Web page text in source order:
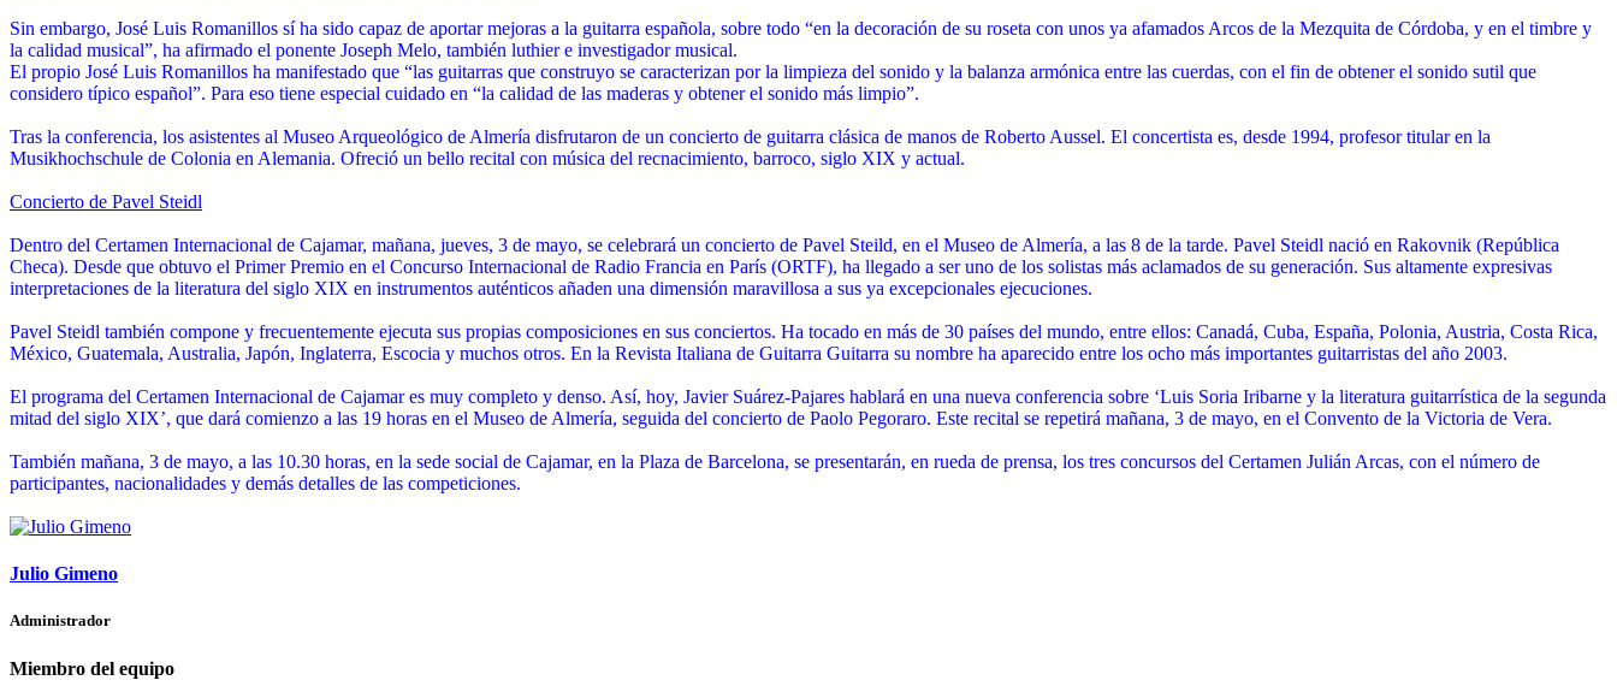
Sin embargo, José Luis Romanillos sí ha sido capaz de aportar mejoras a la guitarra española, sobre todo “en la decoración de su roseta con unos ya afamados Arcos de la Mezquita de Córdoba, y en el timbre y
la calidad musical”, ha afirmado el ponente Joseph Melo, también luthier e investigador musical.
El propio José Luis Romanillos ha manifestado que “las guitarras que construyo se caracterizan por la limpieza del sonido y la balanza armónica entre las cuerdas, con el fin de obtener el sonido sutil que
considero típico español”. Para eso tiene especial cuidado en “la calidad de las maderas y obtener el sonido más limpio”.
Tras la conferencia, los asistentes al Museo Arqueológico de Almería disfrutaron de un concierto de guitarra clásica de manos de Roberto Aussel. El concertista es, desde 1994, profesor titular en la
Musikhochschule de Colonia en Alemania. Ofreció un bello recital con música del recnacimiento, barroco, siglo XIX y actual.
Concierto de Pavel Steidl
Dentro del Certamen Internacional de Cajamar, mañana, jueves, 3 de mayo, se celebrará un concierto de Pavel Steild, en el Museo de Almería, a las 8 de la tarde. Pavel Steidl nació en Rakovnik (República
Checa). Desde que obtuvo el Primer Premio en el Concurso Internacional de Radio Francia en París (ORTF), ha llegado a ser uno de los solistas más aclamados de su generación. Sus altamente expresivas
interpretaciones de la literatura del siglo XIX en instrumentos auténticos añaden una dimensión maravillosa a sus ya excepcionales ejecuciones.
Pavel Steidl también compone y frecuentemente ejecuta sus propias composiciones en sus conciertos. Ha tocado en más de 30 países del mundo, entre ellos: Canadá, Cuba, España, Polonia, Austria, Costa Rica,
México, Guatemala, Australia, Japón, Inglaterra, Escocia y muchos otros. En la Revista Italiana de Guitarra Guitarra su nombre ha aparecido entre los ocho más importantes guitarristas del año 2003.
El programa del Certamen Internacional de Cajamar es muy completo y denso. Así, hoy, Javier Suárez-Pajares hablará en una nueva conferencia sobre ‘Luis Soria Iribarne y la literatura guitarrística de la segunda
mitad del siglo XIX’, que dará comienzo a las 19 horas en el Museo de Almería, seguida del concierto de Paolo Pegoraro. Este recital se repetirá mañana, 3 de mayo, en el Convento de la Victoria de Vera.
También mañana, 3 de mayo, a las 10.30 horas, en la sede social de Cajamar, en la Plaza de Barcelona, se presentarán, en rueda de prensa, los tres concursos del Certamen Julián Arcas, con el número de
participantes, nacionalidades y demás detalles de las competiciones.
Julio Gimeno
Administrador
Miembro del equipo